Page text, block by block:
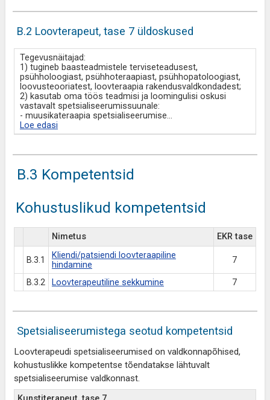
B.2 Loovterapeut, tase 7 üldoskused
Tegevusnäitajad:
1) tugineb baasteadmistele terviseteadusest,
psühholoogiast, psühhoteraapiast, psühhopatoloogiast,
loovusteooriatest, loovteraapia rakendusvaldkondadest;
2) kasutab oma töös teadmisi ja loomingulisi oskusi
vastavalt spetsialiseerumissuunale:
- muusikateraapia spetsialiseerumise...
Loe edasi
B.3 Kompetentsid
Kohustuslikud kompetentsid
Nimetus EKR tase
B.3.1
Kliendi/patsiendi loovteraapiline
hindamine
7
B.3.2 Loovterapeutiline sekkumine 7
Spetsialiseerumistega seotud kompetentsid
Loovterapeudi spetsialiseerumised on valdkonnapõhised,
kohustuslikke kompetentse tõendatakse lähtuvalt
spetsialiseerumise valdkonnast.